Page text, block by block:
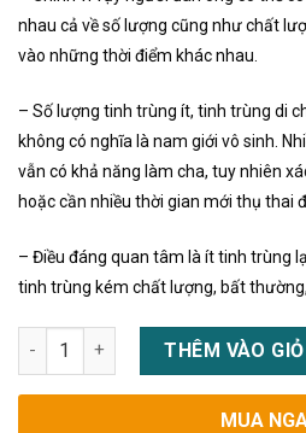
nhau cả về số lượng cũng như chất
vào những thời điểm khác nhau.
– Số lượng tinh trùng ít, tinh trùng di
không có nghĩa là nam giới vô sinh.
vẫn có khả năng làm cha, tuy nhiên
hoặc cần nhiều thời gian mới thụ thai
– Điều đáng quan tâm là ít tinh trùng
tinh trùng kém chất lượng, bất
Thuốc Motixeed plus là thuốc
THÊM VÀO
MUA